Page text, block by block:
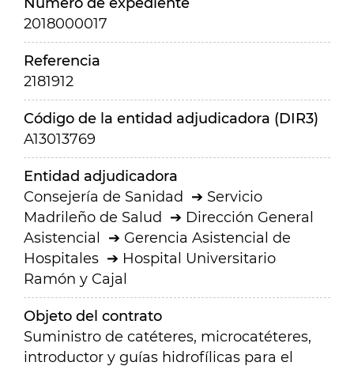
2018000017
Referencia
2181912
Código de la entidad adjudicadora (DIR3)
A13013769
Entidad adjudicadora
Consejería de Sanidad
Servicio
Madrileño de Salud
Dirección General
Asistencial
Gerencia Asistencial de
Hospitales
Hospital Universitario
Ramón y Cajal
Objeto del contrato
Suministro de catéteres, microcatéteres,
introductor y guías hidrofílicas para el